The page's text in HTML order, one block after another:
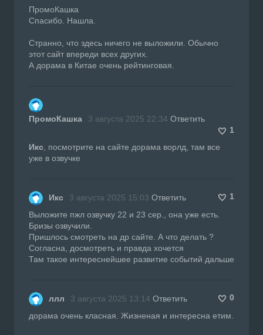
ПромоКашка
Спасибо. Нашла.
Странно, что здесь ничего не выложили. Обычно
этот сайт впереди всех других.
А дорама в Китае очень рейтинговая.
ПромоКашка 3 августа 2025 22:34 Ответить
1
Икс , посмотрите на сайте дорама ворлд, там все
уже в озвучке
Икс 3 августа 2025 15:03 Ответить
1
Выложите пжл озвучку 22 и 23 сер., она уже есть.
Бризы озвучили.
Пришлось смотреть на др сайте. А что делать ?
Согласна, досмотреть и правда хочется
Там такое интереснейшее развитие событий дальше
ллл 3 августа 2025 13:14 Ответить
0
дорама очень класная. Жизненая и интересна етим.